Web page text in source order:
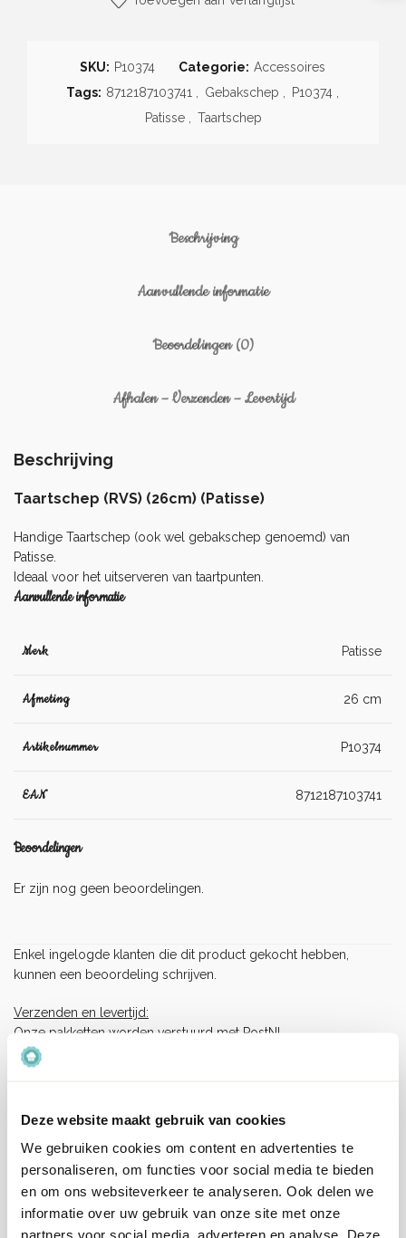
Deze website maakt gebruik van cookies
We gebruiken cookies om content en advertenties te
personaliseren, om functies voor social media te bieden
en om ons websiteverkeer te analyseren. Ook delen we
informatie over uw gebruik van onze site met onze
partners voor social media, adverteren en analyse. Deze
SKU: P10374 Categorie: Accessoires
Tags: 8712187103741 Gebakschep P10374
Patisse
Taartschep
Beschrijving
Aanvullende informatie
Beoordelingen (0)
Afhalen – Verzenden – Levertijd
Beschrijving
Taartschep (RVS) (26cm) (Patisse)
Handige Taartschep (ook wel gebakschep genoemd) van
Patisse
Ideaal voor het uitserveren van taartpunten.
Aanvullende informatie
Merk Patisse
Afmeting 26 cm
Artikelnummer P10374
EAN 8712187103741
Beoordelingen
Er zijn nog geen beoordelingen.
Enkel ingelogde klanten die dit product gekocht hebben,
kunnen een beoordeling schrijven.
Verzenden en levertijd:
Onze pakketten worden verstuurd met PostNL.
Op werkdagen (maandag tot vrijdag) geldt: voor 15:00 besteld
en betaald = dezelfde werkdag verzonden.
Let op, het is erg druk bij PostNL.
Hierdoor kan je bestelling langer onderweg zijn dan normaal
(langere levertijden), wij vragen je hiermee rekening te houden
en op tijd te bestellen.
Wij hebben helaas geen invloed op de snelheid van de
bezorging.